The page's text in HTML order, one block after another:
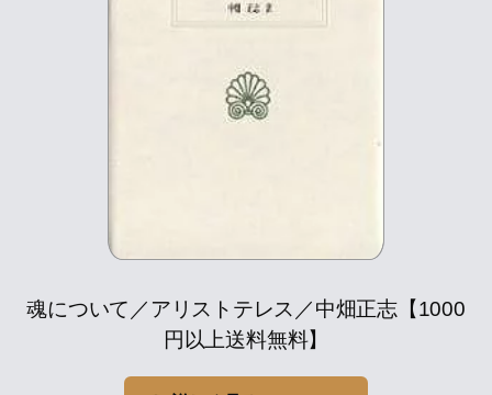
魂について／アリストテレス／中畑正志【1000
円以上送料無料】